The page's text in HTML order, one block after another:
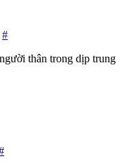
#
thân trong dịp trung